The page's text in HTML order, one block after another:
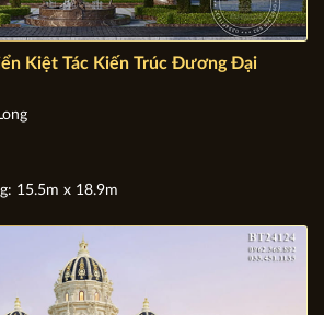
Kiệt Tác Kiến Trúc Đương Đại
15.5m x 18.9m